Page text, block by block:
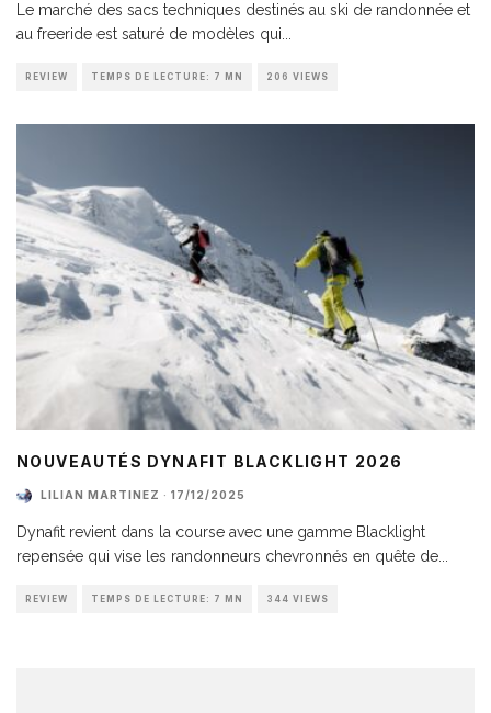
Le marché des sacs techniques destinés au ski de randonnée et
au freeride est saturé de modèles qui
REVIEW TEMPS DE LECTURE: 7 MN 206 VIEWS
NOUVEAUTÉS DYNAFIT BLACKLIGHT 2026
LILIAN MARTINEZ · 17/12/2025
Dynafit revient dans la course avec une gamme Blacklight
repensée qui vise les randonneurs chevronnés en quête de
REVIEW TEMPS DE LECTURE: 7 MN 344 VIEWS